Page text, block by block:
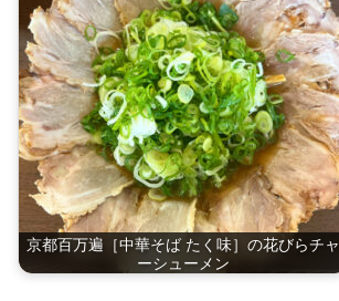
京都百万遍［中華そば たく味］の花びらチャ
ーシューメン